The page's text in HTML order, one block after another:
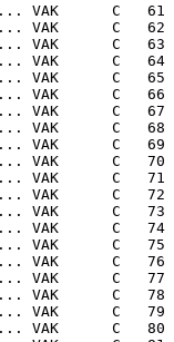
VAK      C   61
VAK      C   62
VAK      C   63
VAK      C   64
VAK      C   65
VAK      C   66
VAK      C   67
VAK      C   68
VAK      C   69
VAK      C   70
VAK      C   71
VAK      C   72
VAK      C   73
VAK      C   74
VAK      C   75
VAK      C   76
VAK      C   77
VAK      C   78
VAK      C   79
VAK      C   80